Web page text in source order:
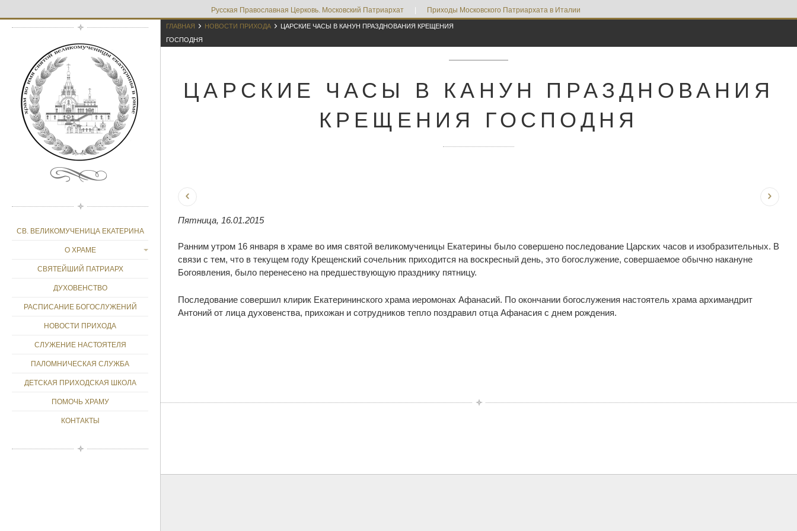
Русская Православная Церковь. Московский Патриархат Приходы Московского Патриархата в Италии
СВ. ВЕЛИКОМУЧЕНИЦА ЕКАТЕРИНА
О ХРАМЕ
СВЯТЕЙШИЙ ПАТРИАРХ
ДУХОВЕНСТВО
РАСПИСАНИЕ БОГОСЛУЖЕНИЙ
НОВОСТИ ПРИХОДА
СЛУЖЕНИЕ НАСТОЯТЕЛЯ
ПАЛОМНИЧЕСКАЯ СЛУЖБА
ДЕТСКАЯ ПРИХОДСКАЯ ШКОЛА
ПОМОЧЬ ХРАМУ
КОНТАКТЫ
ГЛАВНАЯ  НОВОСТИ ПРИХОДА  ЦАРСКИЕ ЧАСЫ В КАНУН ПРАЗДНОВАНИЯ КРЕЩЕНИЯ
ГОСПОДНЯ
ЦАРСКИЕ ЧАСЫ В КАНУН ПРАЗДНОВАНИЯ
КРЕЩЕНИЯ ГОСПОДНЯ
Пятница, 16.01.2015
Ранним утром 16 января в храме во имя святой великомученицы Екатерины было совершено последование Царских часов и изобразительных. В
связи с тем, что в текущем году Крещенский сочельник приходится на воскресный день, это богослужение, совершаемое обычно накануне
Богоявления, было перенесено на предшествующую празднику пятницу.
Последование совершил клирик Екатерининского храма иеромонах Афанасий. По окончании богослужения настоятель храма архимандрит
Антоний от лица духовенства, прихожан и сотрудников тепло поздравил отца Афанасия с днем рождения.